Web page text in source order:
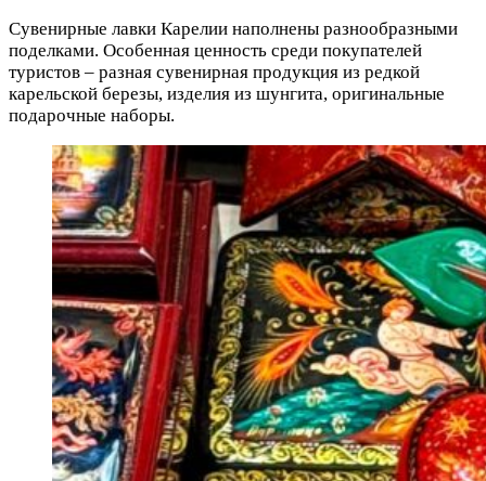
Сувенирные лавки Карелии наполнены разнообразными
поделками. Особенная ценность среди покупателей
туристов – разная сувенирная продукция из редкой
карельской березы, изделия из шунгита, оригинальные
подарочные наборы.